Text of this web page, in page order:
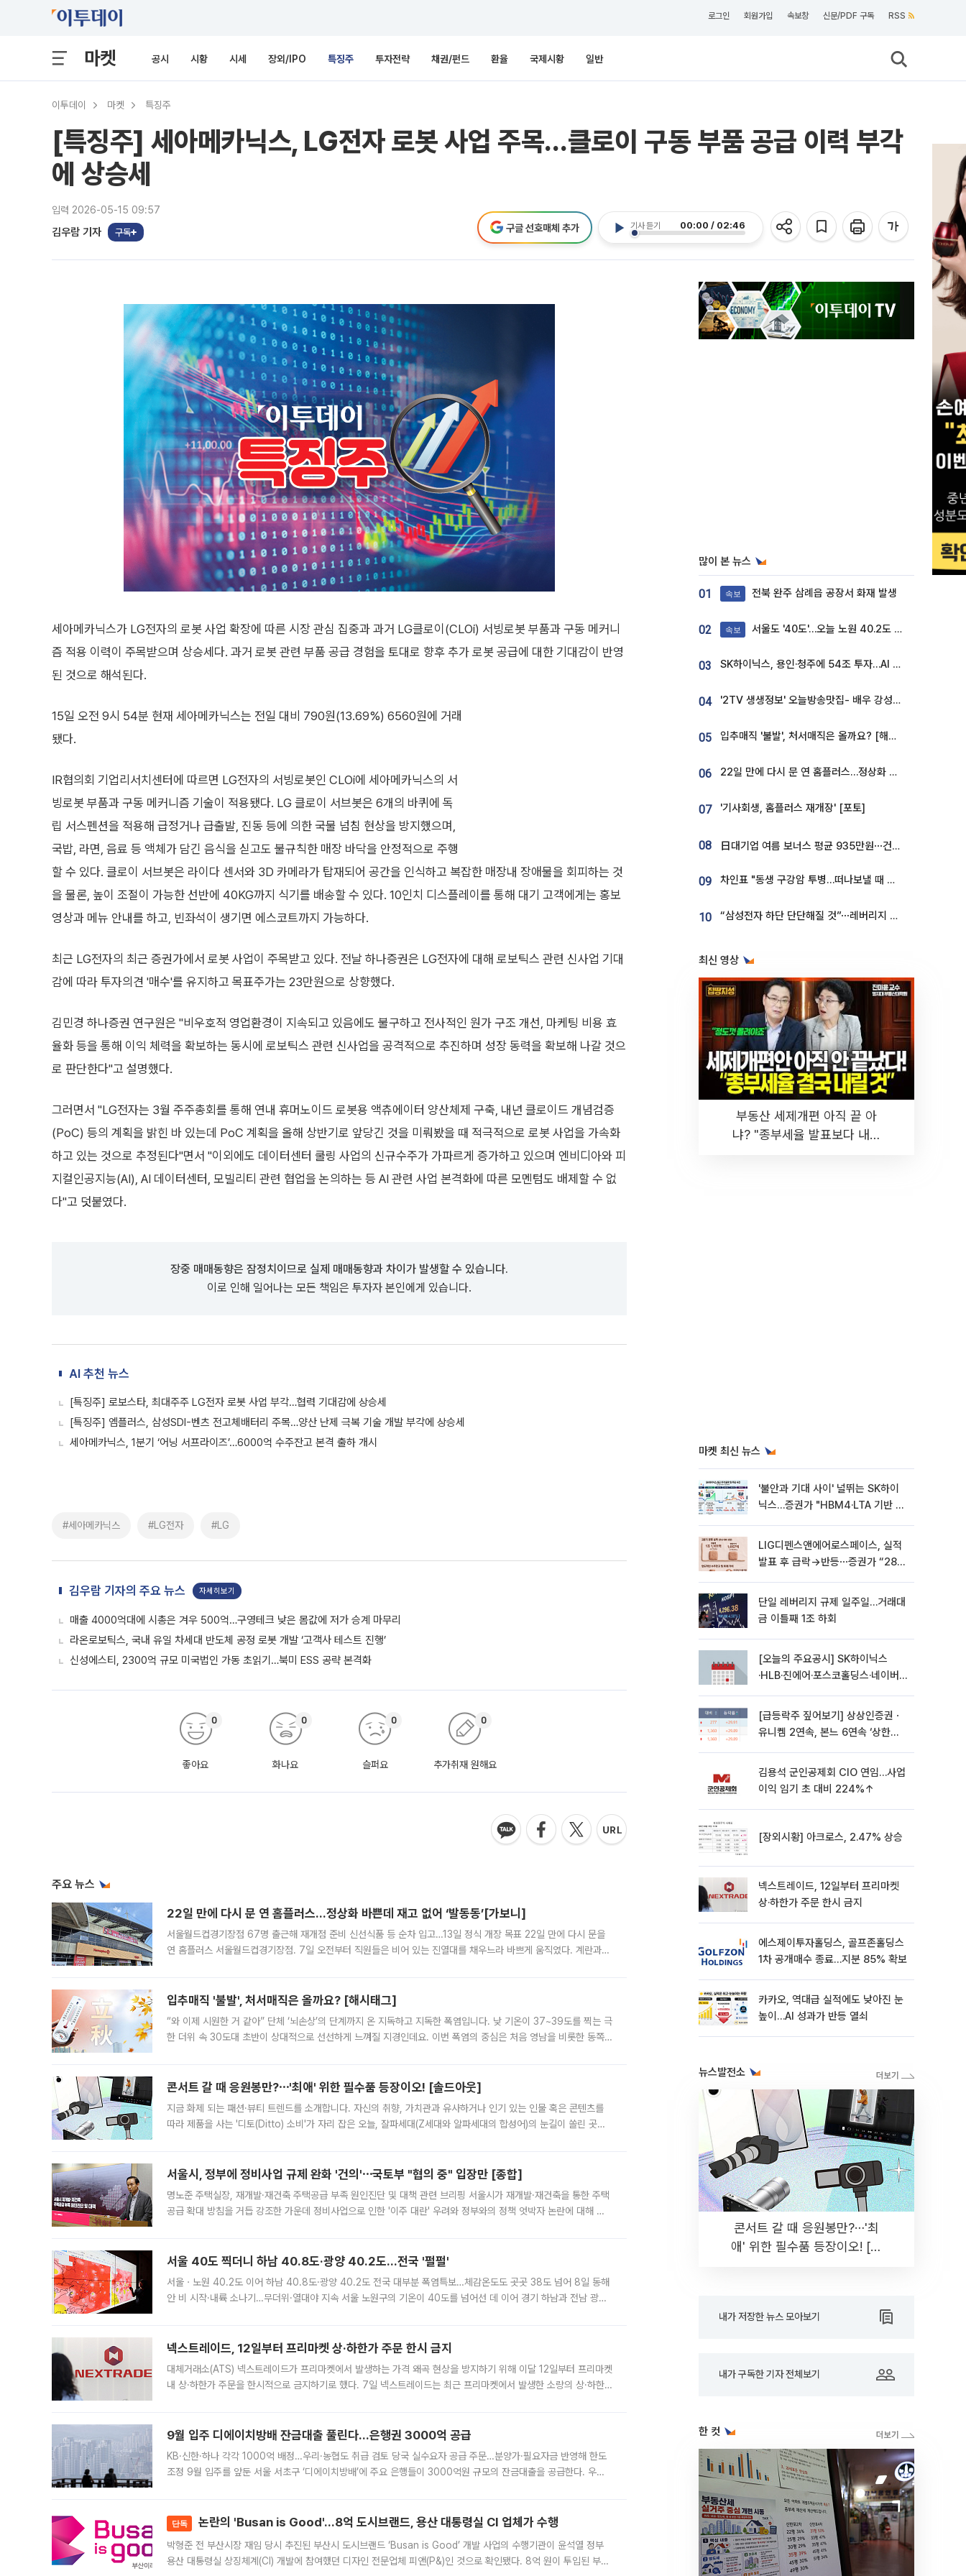
로그인 회원가입 속보창 신문/PDF 구독 RSS
마켓 공시 시황 시세 장외/IPO 특징주 투자전략 채권/펀드 환율 국제시황 일반
이투데이 마켓 특징주
[특징주] 세아메카닉스, LG전자 로봇 사업 주목…클로이 구동 부품 공급 이력 부각
에 상승세
입력 2026-05-15 09:57
김우람 기자 구독
기사 듣기 00:00 / 02:46
구글 선호매체 추가
세아메카닉스가 LG전자의 로봇 사업 확장에 따른 시장 관심 집중과 과거 LG클로이(CLOi) 서빙로봇 부품과 구동 메커니
즘 적용 이력이 주목받으며 상승세다. 과거 로봇 관련 부품 공급 경험을 토대로 향후 추가 로봇 공급에 대한 기대감이 반영
된 것으로 해석된다.
15일 오전 9시 54분 현재 세아메카닉스는 전일 대비 790원(13.69%) 6560원에 거래
됐다.
IR협의회 기업리서치센터에 따르면 LG전자의 서빙로봇인 CLOi에 세아메카닉스의 서
빙로봇 부품과 구동 메커니즘 기술이 적용됐다. LG 클로이 서브봇은 6개의 바퀴에 독
립 서스펜션을 적용해 급정거나 급출발, 진동 등에 의한 국물 넘침 현상을 방지했으며,
국밥, 라면, 음료 등 액체가 담긴 음식을 싣고도 불규칙한 매장 바닥을 안정적으로 주행
할 수 있다. 클로이 서브봇은 라이다 센서와 3D 카메라가 탑재되어 공간을 인식하고 복잡한 매장내 장애물을 회피하는 것
을 물론, 높이 조절이 가능한 선반에 40KG까지 식기를 배송할 수 있다. 10인치 디스플레이를 통해 대기 고객에게는 홍보
영상과 메뉴 안내를 하고, 빈좌석이 생기면 에스코트까지 가능하다.
최근 LG전자의 최근 증권가에서 로봇 사업이 주목받고 있다. 전날 하나증권은 LG전자에 대해 로보틱스 관련 신사업 기대
감에 따라 투자의견 '매수'를 유지하고 목표주가는 23만원으로 상향했다.
김민경 하나증권 연구원은 "비우호적 영업환경이 지속되고 있음에도 불구하고 전사적인 원가 구조 개선, 마케팅 비용 효
율화 등을 통해 이익 체력을 확보하는 동시에 로보틱스 관련 신사업을 공격적으로 추진하며 성장 동력을 확보해 나갈 것으
로 판단한다"고 설명했다.
그러면서 "LG전자는 3월 주주총회를 통해 연내 휴머노이드 로봇용 액츄에이터 양산체제 구축, 내년 클로이드 개념검증
(PoC) 등의 계획을 밝힌 바 있는데 PoC 계획을 올해 상반기로 앞당긴 것을 미뤄봤을 때 적극적으로 로봇 사업을 가속화
하고 있는 것으로 추정된다"면서 "이외에도 데이터센터 쿨링 사업의 신규수주가 가파르게 증가하고 있으며 엔비디아와 피
지컬인공지능(AI), AI 데이터센터, 모빌리티 관련 협업을 논의하는 등 AI 관련 사업 본격화에 따른 모멘텀도 배제할 수 없
다"고 덧붙였다.
장중 매매동향은 잠정치이므로 실제 매매동향과 차이가 발생할 수 있습니다.
이로 인해 일어나는 모든 책임은 투자자 본인에게 있습니다.
AI 추천 뉴스
[특징주] 로보스타, 최대주주 LG전자 로봇 사업 부각…협력 기대감에 상승세
[특징주] 엠플러스, 삼성SDI-벤츠 전고체배터리 주목…양산 난제 극복 기술 개발 부각에 상승세
세아메카닉스, 1분기 ‘어닝 서프라이즈’…6000억 수주잔고 본격 출하 개시
#세아메카닉스 #LG전자 #LG
김우람 기자의 주요 뉴스 자세히보기
매출 4000억대에 시총은 겨우 500억…구영테크 낮은 몸값에 저가 승계 마무리
라온로보틱스, 국내 유일 차세대 반도체 공정 로봇 개발 ‘고객사 테스트 진행’
신성에스티, 2300억 규모 미국법인 가동 초읽기…북미 ESS 공략 본격화
좋아요
0
화나요
0
슬퍼요
0
추가취재 원해요
0
주요 뉴스
22일 만에 다시 문 연 홈플러스…정상화 바쁜데 재고 없어 ‘발동동’[가보니]
서울월드컵경기장점 67명 출근해 재개점 준비 신선식품 등 순차 입고…13일 정식 개장 목표 22일 만에 다시 문을
연 홈플러스 서울월드컵경기장점. 7일 오전부터 직원들은 비어 있는 진열대를 채우느라 바쁘게 움직였다. 계란과
입추매직 '불발', 처서매직은 올까요? [해시태그]
“와 이제 시원한 거 같아” 단체 ‘뇌손상’의 단계까지 온 지독하고 지독한 폭염입니다. 낮 기온이 37~39도를 찍는 극
한 더위 속 30도대 초반이 상대적으로 선선하게 느껴질 지경인데요. 이번 폭염의 중심은 처음 영남을 비롯한 동쪽
콘서트 갈 때 응원봉만?⋯'최애' 위한 필수품 등장이오! [솔드아웃]
지금 화제 되는 패션·뷰티 트렌드를 소개합니다. 자신의 취향, 가치관과 유사하거나 인기 있는 인물 혹은 콘텐츠를
따라 제품을 사는 '디토(Ditto) 소비'가 자리 잡은 오늘, 잘파세대(Z세대와 알파세대의 합성어)의 눈길이 쏠린 곳은
서울시, 정부에 정비사업 규제 완화 '건의'⋯국토부 "협의 중" 입장만 [종합]
명노준 주택실장, 재개발·재건축 주택공급 부족 원인진단 및 대책 관련 브리핑 서울시가 재개발·재건축을 통한 주택
공급 확대 방침을 거듭 강조한 가운데 정비사업으로 인한 '이주 대란' 우려와 정부와의 정책 엇박자 논란에 대해 정
서울 40도 찍더니 하남 40.8도·광양 40.2도…전국 '펄펄'
서울ㆍ노원 40.2도 이어 하남 40.8도·광양 40.2도 전국 대부분 폭염특보…체감온도도 곳곳 38도 넘어 8일 동해
안 비 시작·내륙 소나기…무더위·열대야 지속 서울 노원구의 기온이 40도를 넘어선 데 이어 경기 하남과 전남 광양
넥스트레이드, 12일부터 프리마켓 상·하한가 주문 한시 금지
대체거래소(ATS) 넥스트레이드가 프리마켓에서 발생하는 가격 왜곡 현상을 방지하기 위해 이달 12일부터 프리마켓
내 상·하한가 주문을 한시적으로 금지하기로 했다. 7일 넥스트레이드는 최근 프리마켓에서 발생한 소량의 상·하한
9월 입주 디에이치방배 잔금대출 풀린다…은행권 3000억 공급
KB·신한·하나 각각 1000억 배정…우리·농협도 취급 검토 당국 실수요자 공급 주문…분양가·필요자금 반영해 한도
조정 9월 입주를 앞둔 서울 서초구 ‘디에이치방배’에 주요 은행들이 3000억원 규모의 잔금대출을 공급한다. 우리
단독 논란의 'Busan is Good'…8억 도시브랜드, 용산 대통령실 CI 업체가 수행
박형준 전 부산시장 재임 당시 추진된 부산시 도시브랜드 ‘Busan is Good’ 개발 사업의 수행기관이 윤석열 정부
용산 대통령실 상징체계(CI) 개발에 참여했던 디자인 전문업체 피앤(P&)인 것으로 확인됐다. 8억 원이 투입된 부산
많이 본 뉴스
01 속보 전북 완주 삼례읍 공장서 화재 발생
02 속보 서울도 '40도'…오늘 노원 40.2도 기록
03 SK하이닉스, 용인·청주에 54조 투자…AI 메모리 생산기지 키운다
04 '2TV 생생정보' 오늘방송맛집- 배우 강성진 단골! 쌀국수ㆍ푸팟퐁 커리 맛집 '블○○○'
05 입추매직 '불발', 처서매직은 올까요? [해시태그]
06 22일 만에 다시 문 연 홈플러스…정상화 바쁜데 재고 없어 ‘발동동’[가보니]
07 '기사회생, 홈플러스 재개장' [포토]
08 日대기업 여름 보너스 평균 935만원⋯건설회사 1800만 넘어
09 차인표 "동생 구강암 투병…떠나보낼 때 가장 힘들었다”
10 “삼성전자 하단 단단해질 것”⋯레버리지 규제에 쏠림 완화 [찐코노미]
최신 영상
부동산 세제개편 아직 끝 아
냐? "종부세율 발표보다 내릴
마켓 최신 뉴스
'불안과 기대 사이' 널뛰는 SK하이
닉스…증권가 "HBM4·LTA 기반 펀
LIG디펜스앤에어로스페이스, 실적
발표 후 급락→반등⋯증권가 “28년
단일 레버리지 규제 일주일…거래대
금 이틀째 1조 하회
[오늘의 주요공시] SK하이닉스
·HLB·진에어·포스코홀딩스·네이버·
[급등락주 짚어보기] 상상인증권ㆍ
유니켐 2연속, 본느 6연속 ‘상한
김용석 군인공제회 CIO 연임…사업
이익 임기 초 대비 224%↑
[장외시황] 아크로스, 2.47% 상승
넥스트레이드, 12일부터 프리마켓
상·하한가 주문 한시 금지
에스제이투자홀딩스, 골프존홀딩스
1차 공개매수 종료…지분 85% 확보
카카오, 역대급 실적에도 낮아진 눈
높이…AI 성과가 반등 열쇠
뉴스발전소
콘서트 갈 때 응원봉만?⋯'최
애' 위한 필수품 등장이오! [솔
내가 저장한 뉴스 모아보기
내가 구독한 기자 전체보기
한 컷